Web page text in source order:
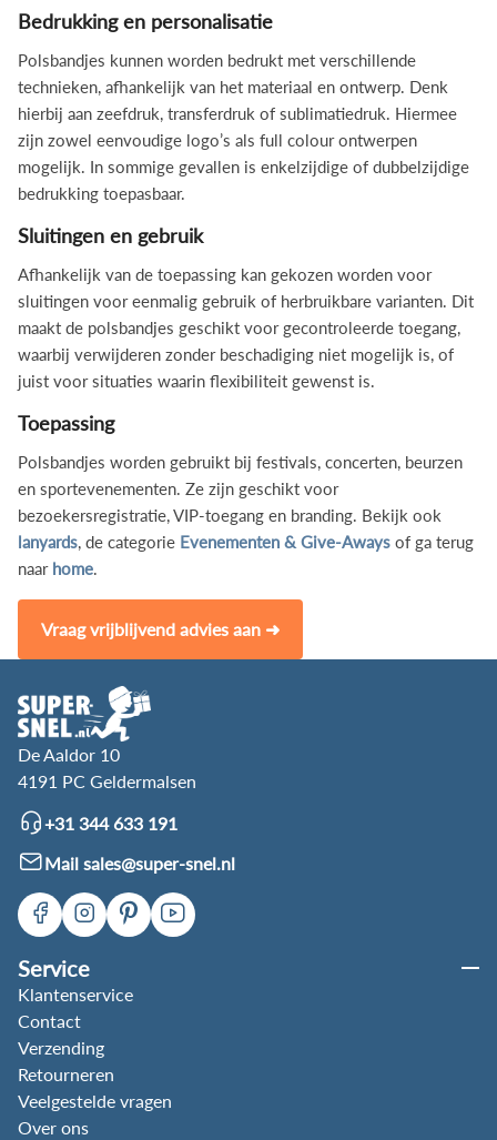
Bedrukking en personalisatie
Polsbandjes kunnen worden bedrukt met verschillende
technieken, afhankelijk van het materiaal en ontwerp. Denk
hierbij aan zeefdruk, transferdruk of sublimatiedruk. Hiermee
zijn zowel eenvoudige logo’s als full colour ontwerpen
mogelijk. In sommige gevallen is enkelzijdige of dubbelzijdige
bedrukking toepasbaar.
Sluitingen en gebruik
Afhankelijk van de toepassing kan gekozen worden voor
sluitingen voor eenmalig gebruik of herbruikbare varianten. Dit
maakt de polsbandjes geschikt voor gecontroleerde toegang,
waarbij verwijderen zonder beschadiging niet mogelijk is, of
juist voor situaties waarin flexibiliteit gewenst is.
Toepassing
Polsbandjes worden gebruikt bij festivals, concerten, beurzen
en sportevenementen. Ze zijn geschikt voor
bezoekersregistratie, VIP-toegang en branding. Bekijk ook
lanyards, de categorie Evenementen & Give-Aways of ga terug
naar home.
Vraag vrijblijvend advies aan ➜
De Aaldor 10
4191 PC Geldermalsen
+31 344 633 191
Mail sales@super-snel.nl
Service
Klantenservice
Contact
Verzending
Retourneren
Veelgestelde vragen
Over ons